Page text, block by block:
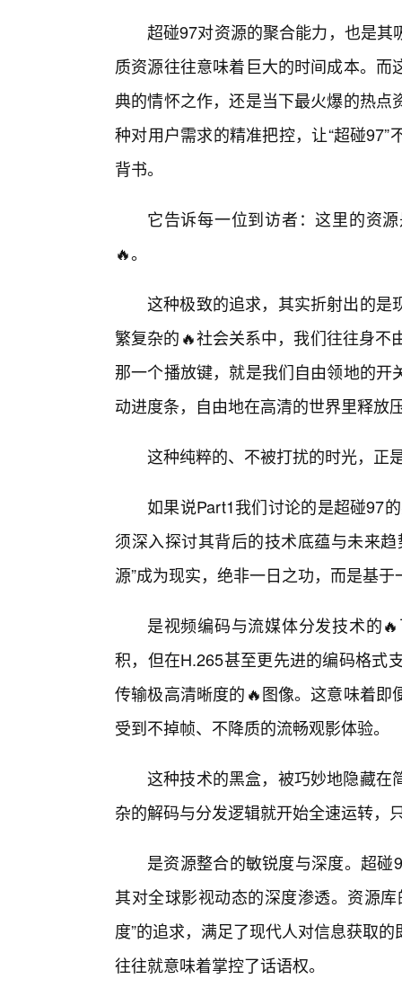
超碰97对资源的聚合能力，也是
质资源往往意味着巨大的时间成本。
典的情怀之作，还是当下最火爆的热
种对用户需求的精准把控，让“超碰
背书。
它告诉每一位到访者：这里的资
🔥。
这种极致的追求，其实折射出的是
繁复杂的🔥社会关系中，我们往往身
那一个播放键，就是我们自由领地的
动进度条，自由地在高清的世界里释放
这种纯粹的、不被打扰的时光，正
如果说Part1我们讨论的是超碰97
须深入探讨其背后的技术底蕴与未来
源”成为现实，绝非一日之功，而是基
是视频编码与流媒体分发技术的
积，但在H.265甚至更先进的编码格式
传输极高清晰度的🔥图像。这意味着
受到不掉帧、不降质的流畅观影体验。
这种技术的黑盒，被巧妙地隐藏在
杂的解码与分发逻辑就开始全速运转，
是资源整合的敏锐度与深度。超碰
其对全球影视动态的深度渗透。资源
度”的追求，满足了现代人对信息获取
往往就意味着掌控了话语权。